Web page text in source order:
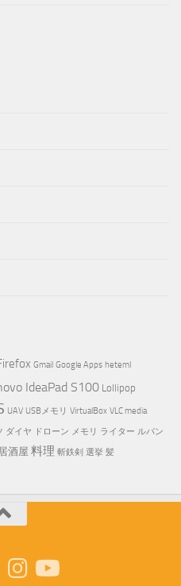
Gmail Google Apps heteml
IdeaPad S100 Lollipop
UAV USBメモリ VirtualBox VLC media
ダイヤ ドローン メモリ ライター ルパン
酒屋 料理 斬鉄剣 選挙 髪